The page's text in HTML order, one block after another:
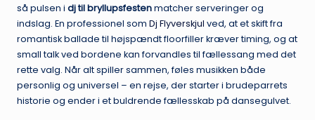
så pulsen i dj til bryllupsfestenmatcher serveringer og
indslag. En professionel som Dj Flyverskjul ved, at et skift fra
romantisk ballade til højspændt floorfiller kræver timing, og at
small talk ved bordene kan forvandles til fællessang med det
rette valg. Når alt spiller sammen, føles musikken både
personlig og universel – en rejse, der starter i brudeparrets
historie og ender i et buldrende fællesskab på dansegulvet.